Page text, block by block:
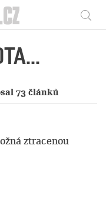
73 článků
ztracenou